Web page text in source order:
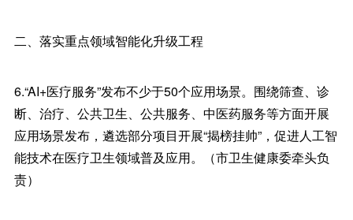
二、落实重点领域智能化升级工程
6.“AI+医疗服务”发布不少于50个应用场景。围绕筛查、诊
断、治疗、公共卫生、公共服务、中医药服务等方面开展
应用场景发布，遴选部分项目开展“揭榜挂帅”，促进人工智
能技术在医疗卫生领域普及应用。（市卫生健康委牵头负
责）